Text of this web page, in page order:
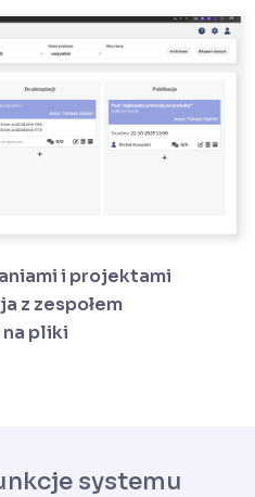
i projektami
z zespołem
na pliki
systemu